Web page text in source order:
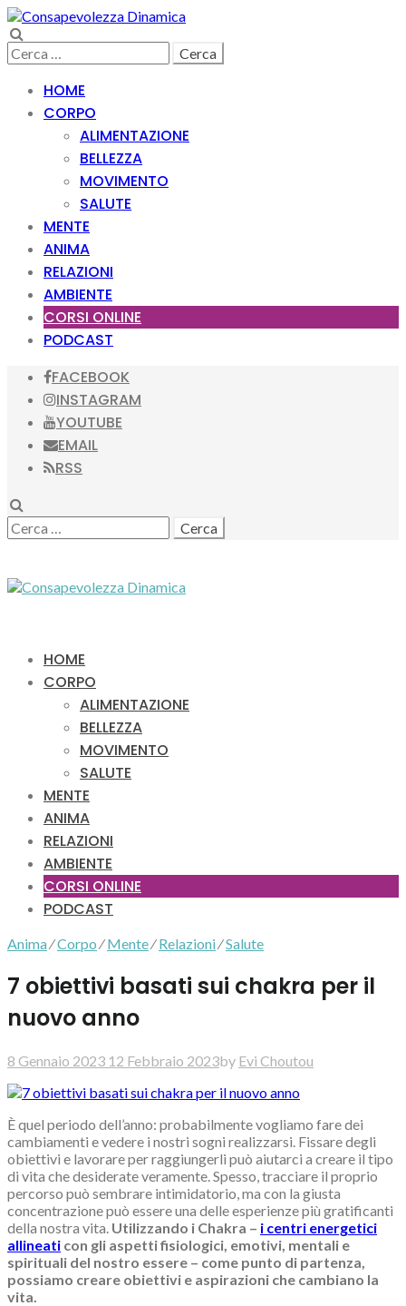
Skip
to
navigation
Skip
to
content
Ricerca
per:
HOME
CORPO
ALIMENTAZIONE
BELLEZZA
MOVIMENTO
SALUTE
MENTE
ANIMA
RELAZIONI
AMBIENTE
CORSI ONLINE
PODCAST
FACEBOOK
INSTAGRAM
YOUTUBE
EMAIL
RSS
RICERCA
HOME
CORPO
ALIMENTAZIONE
BELLEZZA
MOVIMENTO
SALUTE
MENTE
ANIMA
RELAZIONI
AMBIENTE
CORSI ONLINE
PODCAST
Anima⁄Corpo⁄Mente⁄Relazioni⁄Salute
7 obiettivi basati sui chakra per il
nuovo anno
8 Gennaio 2023 12 Febbraio 2023by Evi Choutou
È quel periodo dell’anno: probabilmente vogliamo fare dei
cambiamenti e vedere i nostri sogni realizzarsi. Fissare degli
obiettivi e lavorare per raggiungerli può aiutarci a creare il tipo
di vita che desiderate veramente. Spesso, tracciare il proprio
percorso può sembrare intimidatorio, ma con la giusta
concentrazione può essere una delle esperienze più gratificanti
della nostra vita. Utilizzando i Chakra – i centri energetici
allineati con gli aspetti fisiologici, emotivi, mentali e
spirituali del nostro essere – come punto di partenza,
possiamo creare obiettivi e aspirazioni che cambiano la
vita.